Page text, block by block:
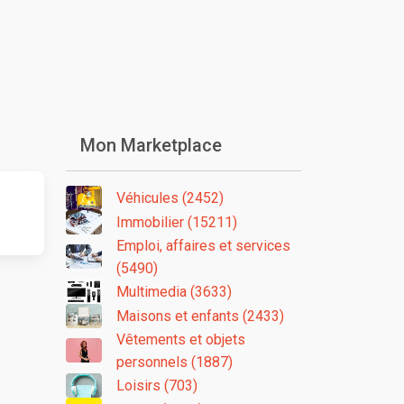
Mon Marketplace
Véhicules (2452)
Immobilier (15211)
Emploi, affaires et services
(5490)
Multimedia (3633)
Maisons et enfants (2433)
Vêtements et objets
personnels (1887)
Loisirs (703)